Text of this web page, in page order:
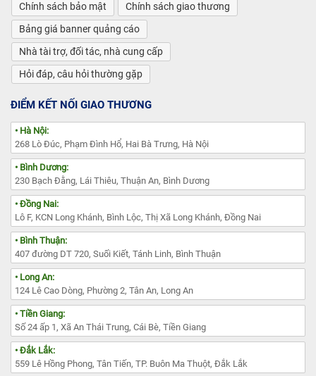
Chính sách bảo mật
Chính sách giao thương
Bảng giá banner quảng cáo
Nhà tài trợ, đối tác, nhà cung cấp
Hỏi đáp, câu hỏi thường gặp
ĐIỂM KẾT NỐI GIAO THƯƠNG
• Hà Nội:
268 Lò Đúc, Phạm Đình Hổ, Hai Bà Trưng, Hà Nội
• Bình Dương:
230 Bạch Đằng, Lái Thiêu, Thuận An, Bình Dương
• Đồng Nai:
Lô F, KCN Long Khánh, Bình Lộc, Thị Xã Long Khánh, Đồng Nai
• Bình Thuận:
407 đường DT 720, Suối Kiết, Tánh Linh, Bình Thuận
• Long An:
124 Lê Cao Dòng, Phường 2, Tân An, Long An
• Tiền Giang:
Số 24 ấp 1, Xã An Thái Trung, Cái Bè, Tiền Giang
• Đắk Lắk:
559 Lê Hồng Phong, Tân Tiến, TP. Buôn Ma Thuột, Đắk Lắk